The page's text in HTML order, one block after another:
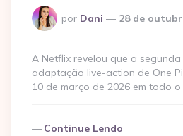
Postado
por
por Dani 28 de
A Netflix revelou que a
adaptação live-action de One
10 de março de 2026 em todo o
Continue Lendo